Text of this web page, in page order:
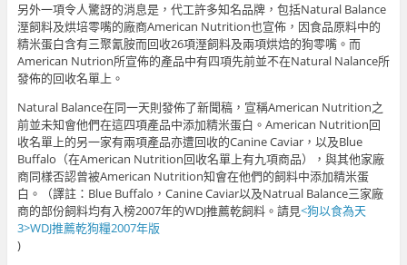
另外一項令人驚訝的消息是，代工許多知名品牌，包括Natural Balance
溼飼料及烘培零嘴的廠商American Nutrition也宣佈，因食品原料中的
精米蛋白含有三聚氰胺而回收26項溼飼料及兩項烘焙的狗零嘴。而
American Nutrion所宣佈的產品中有四項先前並不在Natural Nalance所
發佈的回收名單上。
Natural Balance在同一天則發佈了新聞稿，宣稱American Nutrition之
前並未知會他們在這四項產品中添加精米蛋白。American Nutrition回
收名單上的另一家有兩項產品亦遭回收的Canine Caviar，以及Blue
Buffalo（在American Nutrition回收名單上有九項商品），與其他家廠
商同樣否認曾被American Nutrition知會在他們的飼料中添加精米蛋
白。（譯註：Blue Buffalo，Canine Caviar以及Natrual Balance三家廠
商的部份飼料均有入榜2007年的WDJ推薦乾飼料。請見<狗以食為天
3>WDJ推薦乾狗糧2007年版
)